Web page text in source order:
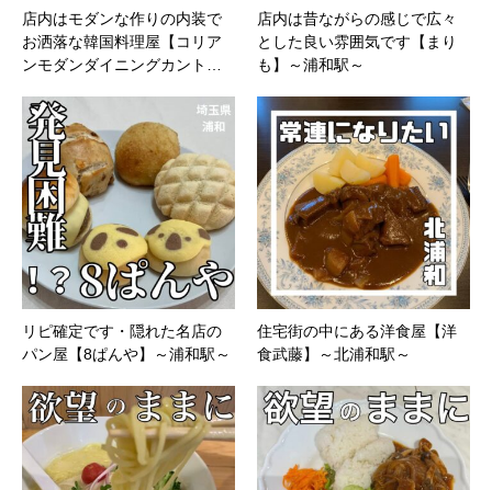
店内はモダンな作りの内装で
お洒落な韓国料理屋【コリア
ンモダンダイニングカント…
店内は昔ながらの感じで広々
とした良い雰囲気です【まり
も】～浦和駅～
リピ確定です・隠れた名店の
パン屋【8ぱんや】～浦和駅～
住宅街の中にある洋食屋【洋
食武藤】～北浦和駅～